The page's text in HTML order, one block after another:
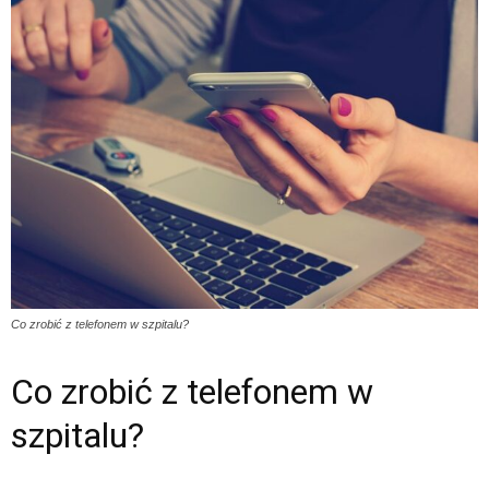
Co zrobić z telefonem w szpitalu?
Co zrobić z telefonem w
szpitalu?